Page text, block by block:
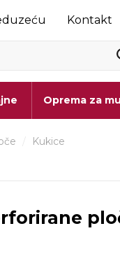
Kontakt
Oprema za
Kukice